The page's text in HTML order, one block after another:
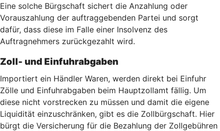
Eine solche Bürgschaft sichert die Anzahlung oder
Vorauszahlung der auftraggebenden Partei und sorgt
dafür, dass diese im Falle einer Insolvenz des
Auftragnehmers zurückgezahlt wird.
Zoll- und Einfuhrabgaben
Importiert ein Händler Waren, werden direkt bei Einfuhr
Zölle und Einfuhrabgaben beim Hauptzollamt fällig. Um
diese nicht vorstrecken zu müssen und damit die eigene
Liquidität einzuschränken, gibt es die Zollbürgschaft. Hier
bürgt die Versicherung für die Bezahlung der Zollgebühren